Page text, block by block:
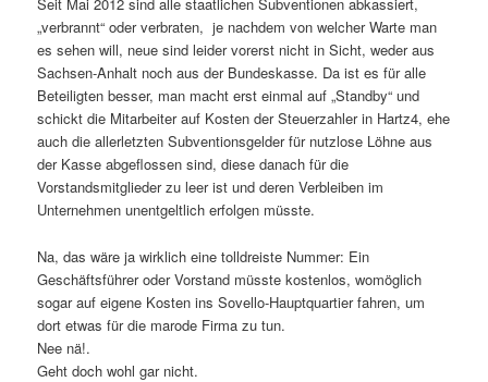
Seit Mai 2012 sind alle staatlichen Subventionen abkassiert,
„verbrannt“ oder verbraten, je nachdem von welcher Warte man
es sehen will, neue sind leider vorerst nicht in Sicht, weder aus
Sachsen-Anhalt noch aus der Bundeskasse. Da ist es für alle
Beteiligten besser, man macht erst einmal auf „Standby“ und
schickt die Mitarbeiter auf Kosten der Steuerzahler in Hartz4, ehe
auch die allerletzten Subventionsgelder für nutzlose Löhne aus
der Kasse abgeflossen sind, diese danach für die
Vorstandsmitglieder zu leer ist und deren Verbleiben im
Unternehmen unentgeltlich erfolgen müsste.
Na, das wäre ja wirklich eine tolldreiste Nummer: Ein
Geschäftsführer oder Vorstand müsste kostenlos, womöglich
sogar auf eigene Kosten ins Sovello-Hauptquartier fahren, um
dort etwas für die marode Firma zu tun.
Nee nä!.
Geht doch wohl gar nicht.